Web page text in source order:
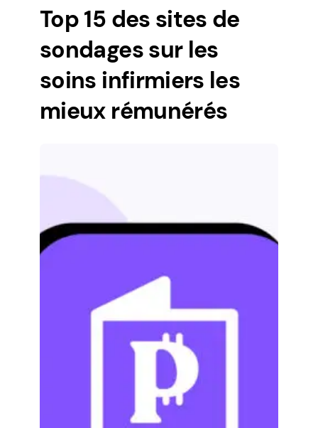
Top 15 des sites de
sondages sur les
soins infirmiers les
mieux rémunérés